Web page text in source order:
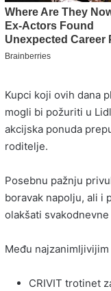
Kupci koji ovih dana
mogli bi požuriti u Lidl
akcijska ponuda
roditelje.
Posebnu pažnju
boravak napolju, ali i
olakšati
Među
CRIVIT trotinet